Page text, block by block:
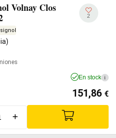
Volnay Clos
2
En stock i
151,86 €
+